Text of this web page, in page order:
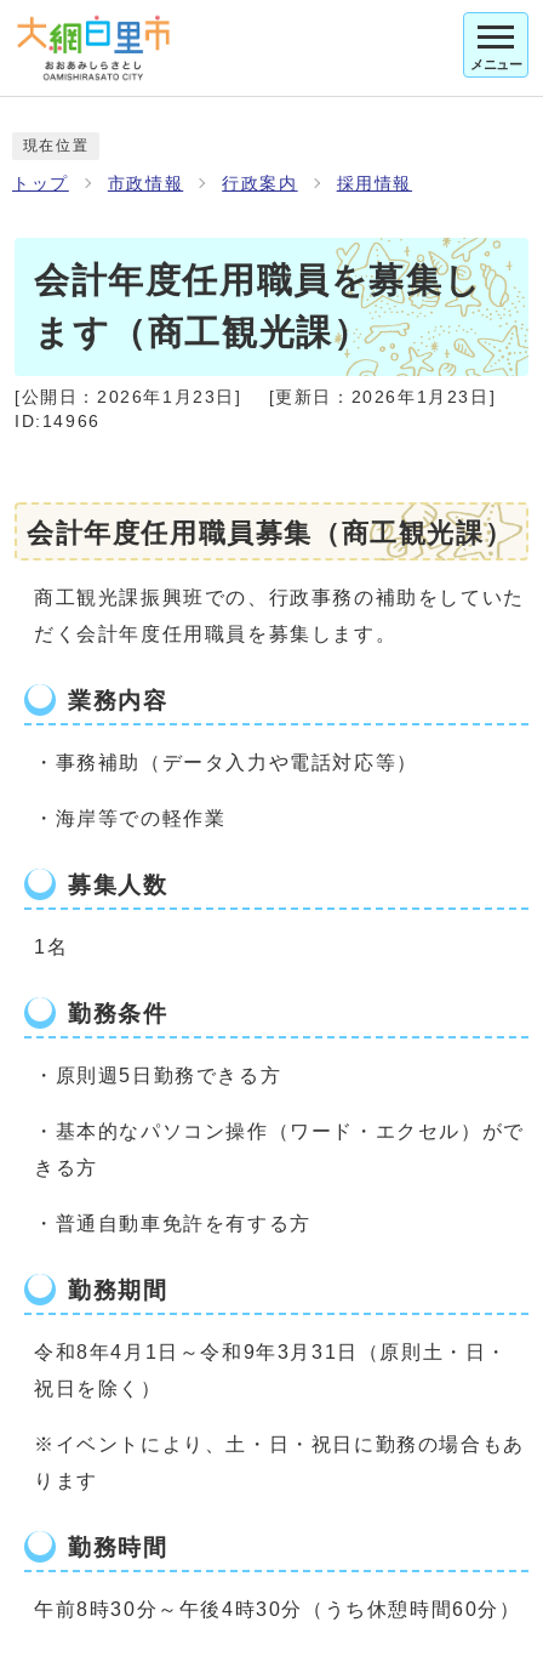
メニュー
現在位置
トップ 市政情報 行政案内 採用情報
会計年度任用職員を募集し
ます（商工観光課）
[公開日： 2026年1月23日 ] [更新日： 2026年1月23日 ]
ID:14966
会計年度任用職員募集（商工観光課）
商工観光課振興班での、行政事務の補助をしていた
だく会計年度任用職員を募集します。
業務内容
・事務補助（データ入力や電話対応等）
・海岸等での軽作業
募集人数
1名
勤務条件
・原則週5日勤務できる方
・基本的なパソコン操作（ワード・エクセル）がで
きる方
・普通自動車免許を有する方
勤務期間
令和8年4月1日～令和9年3月31日（原則土・日・
祝日を除く）
※イベントにより、土・日・祝日に勤務の場合もあ
ります
勤務時間
午前8時30分～午後4時30分（うち休憩時間60分）